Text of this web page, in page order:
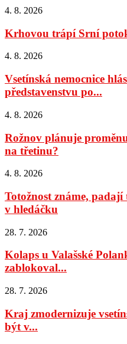
4. 8. 2026
Krhovou trápí Srní
4. 8. 2026
Vsetínská nemocnice
představenstvu po...
4. 8. 2026
Rožnov plánuje
na třetinu?
4. 8. 2026
Totožnost známe, padají
v hledáčku
28. 7. 2026
Kolaps u Valašské
zablokoval...
28. 7. 2026
Kraj zmodernizuje
být v...